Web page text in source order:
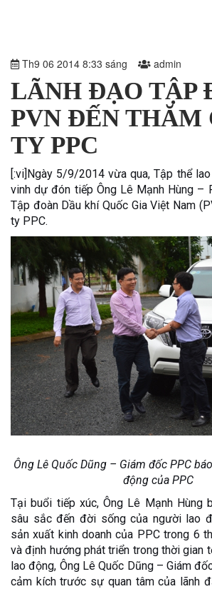
Th9 06 2014 8:33 sáng admin
LÃNH ĐẠO TẬP
PVN ĐẾN THĂM
TY PPC
[:vi]Ngày 5/9/2014 vừa qua, Tập thể
vinh dự đón tiếp Ông Lê Mạnh Hùng –
Tập đoàn Dầu khí Quốc Gia Việt Nam
ty PPC.
Ông Lê Quốc Dũng – Giám đốc PPC
động của PPC
Tại buổi tiếp xúc, Ông Lê Mạnh Hùng
sâu sắc đến đời sống của người lao
sản xuất kinh doanh của PPC trong 6
và định hướng phát triển trong thời gian
lao động, Ông Lê Quốc Dũng – Giám
cảm kích trước sự quan tâm của lãnh